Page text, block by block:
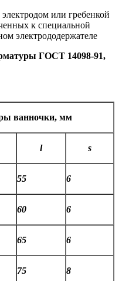
или гребенкой
к специальной
электрододержателе
ГОСТ 14098-91,
ванночки, мм
l s
55 6
60 6
65 6
75 8